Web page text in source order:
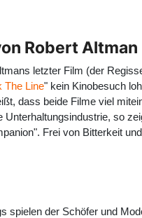
Robert Altman
letzter Film (der
The Line" kein Kinobesuch
dass beide Filme viel
so
Frei von Bitterkeit
spielen der Schöfer und